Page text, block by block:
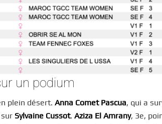
un podium
plein désert. Anna Comet Pascua, qui a
sur Sylvaine Cussot. Aziza El Amrany, 3e,